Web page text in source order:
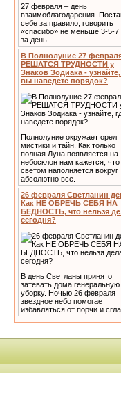
27 февраля – день
взаимоблагодарения.
себе за правило, говорить
«спасибо» не меньше 3-5-7
за день.
В Полнолуние 27
РЕШАТСЯ ТРУДНОСТИ у
Знаков Зодиака - узнайте,
вы наведете порядок?
Полнолуние окружает орел
мистики и тайн. Как только
полная Луна появляется на
небосклон нам кажется, что
светом наполняется вокруг
абсолютно все.
26 февраля Светланин
Как НЕ ОБРЕЧЬ СЕБЯ НА
БЕДНОСТЬ, что нельзя
сегодня?
В день Светланы принято
затевать дома генеральную
уборку. Ночью 26 февраля
звездное небо помогает
избавляться от порчи и